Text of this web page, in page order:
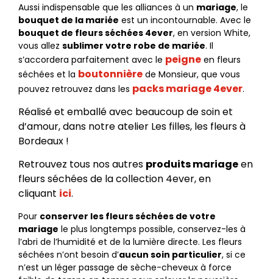
Aussi indispensable que les alliances à un mariage, le
bouquet de la mariée est un incontournable. Avec le
bouquet de fleurs séchées 4ever, en version White,
vous allez sublimer votre robe de mariée. Il
s’accordera parfaitement avec le peigne en fleurs
séchées et la boutonnière de Monsieur, que vous
pouvez retrouvez dans les packs mariage 4ever.
Réalisé et emballé avec beaucoup de soin et
d’amour, dans notre atelier Les filles, les fleurs à
Bordeaux !
Retrouvez tous nos autres produits mariageen
fleurs séchées de la collection 4ever, en
cliquant ici.
Pour conserver les fleurs séchées de votre
mariage le plus longtemps possible, conservez-les à
l’abri de l’humidité et de la lumière directe. Les fleurs
séchées n’ont besoin d’aucun soin particulier, si ce
n’est un léger passage de sèche-cheveux à force